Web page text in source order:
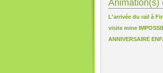
Animation(s)
L'arrivée du rail à
visite mine
ANNIVERSAIRE